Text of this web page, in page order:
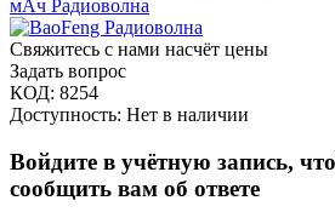
Свяжитесь с нами насчёт цены
Задать вопрос
КОД: 8254
Доступность: Нет в наличии
Войдите в учётную запись,
сообщить вам об ответе